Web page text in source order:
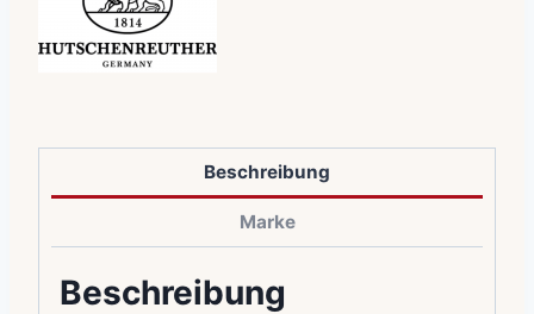
Beschreibung
Marke
Beschreibung